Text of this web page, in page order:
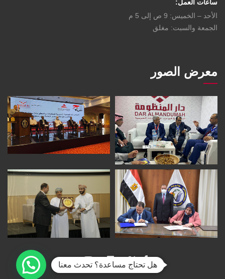
ساعات العمل:
الأحد – الخميس: 9 ص إلى 5 م
الجمعة والسبت: مغلق
معرض الصور
هل تحتاج مساعدة؟ تحدث معنا